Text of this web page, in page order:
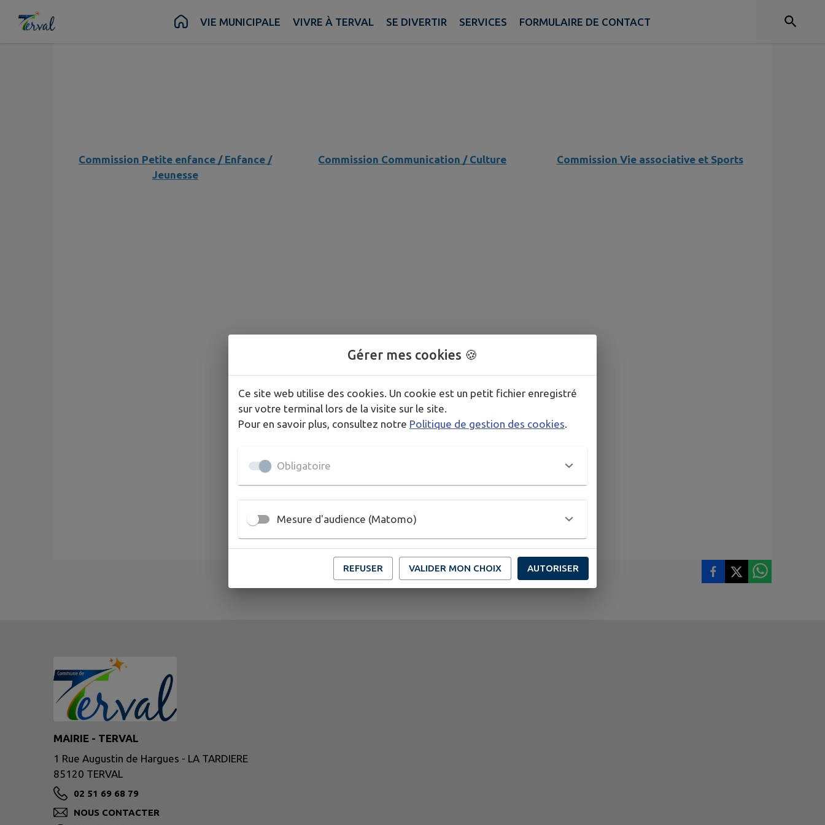
Contenu Pied de page
VIE MUNICIPALE VIVRE À TERVAL SE DIVERTIR SERVICES FORMULAIRE DE CONTACT
Commission Finances
Commission Voirie / Urbanisme / Espaces Verts
Commission Bâtiments
Commission Petite enfance / Enfance /
Jeunesse
Commission Communication / Culture Commission Vie associative et Sports
MAIRIE - TERVAL
1 Rue Augustin de Hargues - LA TARDIERE
85120 TERVAL
02 51 69 68 79
NOUS CONTACTER
Gérer mes cookies 🍪
Ce site web utilise des cookies. Un cookie est un petit fichier enregistré
sur votre terminal lors de la visite sur le site.
Pour en savoir plus, consultez notre Politique de gestion des cookies
Obligatoire
Mesure d'audience (Matomo)
REFUSER VALIDER MON CHOIX AUTORISER